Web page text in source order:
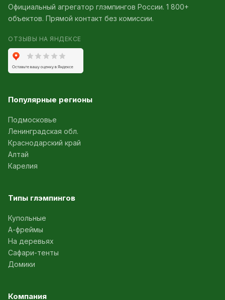
Официальный агрегатор глэмпингов России. 1 800+
объектов. Прямой контакт без комиссии.
ОТЗЫВЫ НА ЯНДЕКСЕ
Популярные регионы
Подмосковье
Ленинградская обл.
Краснодарский край
Алтай
Карелия
Типы глэмпингов
Купольные
А-фреймы
На деревьях
Сафари-тенты
Домики
Компания